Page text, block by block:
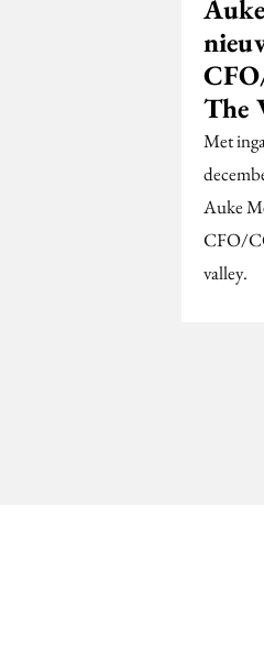
The
Met
Auke
CFO/
valley.